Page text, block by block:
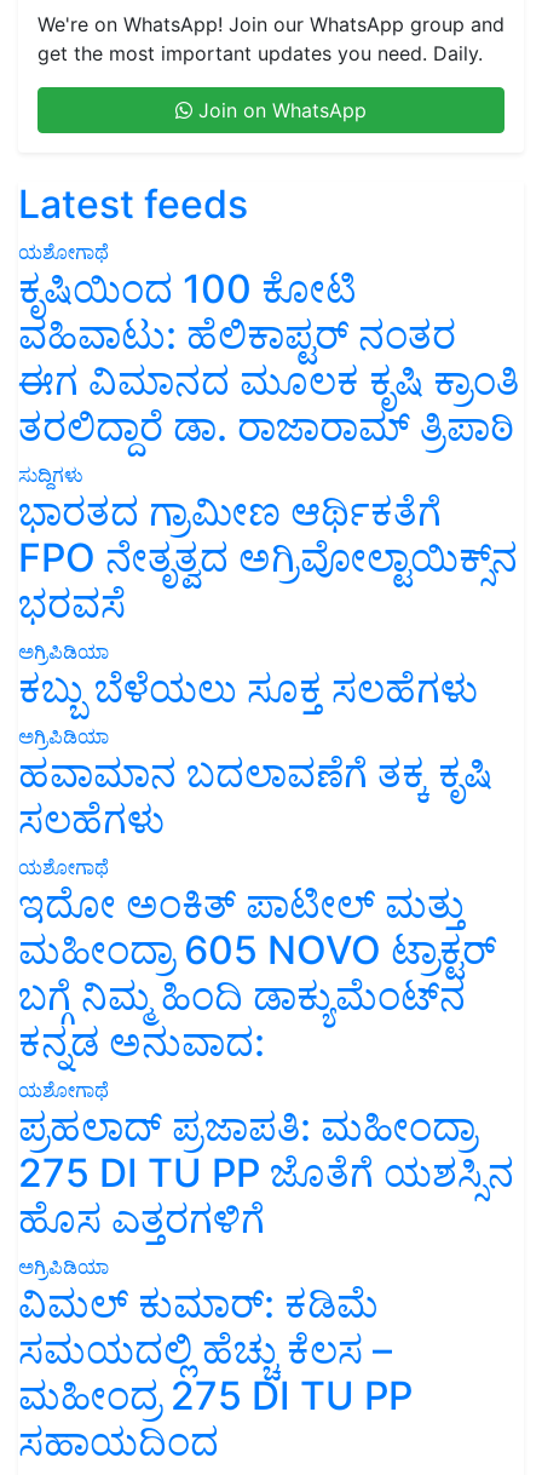
We're on WhatsApp! Join our WhatsApp group and
get the most important updates you need. Daily.
Join on WhatsApp
Latest feeds
ಯಶೋಗಾಥೆ
ಕೃಷಿಯಿಂದ 100 ಕೋಟಿ
ವಹಿವಾಟು: ಹೆಲಿಕಾಪ್ಟರ್ ನಂತರ
ಈಗ ವಿಮಾನದ ಮೂಲಕ ಕೃಷಿ ಕ್ರಾಂತಿ
ತರಲಿದ್ದಾರೆ ಡಾ. ರಾಜಾರಾಮ್ ತ್ರಿಪಾಠಿ
ಸುದ್ದಿಗಳು
ಭಾರತದ ಗ್ರಾಮೀಣ ಆರ್ಥಿಕತೆಗೆ
FPO ನೇತೃತ್ವದ ಅಗ್ರಿವೋಲ್ಟಾಯಿಕ್ಸ್‌ನ
ಭರವಸೆ
ಅಗ್ರಿಪಿಡಿಯಾ
ಕಬ್ಬು ಬೆಳೆಯಲು ಸೂಕ್ತ ಸಲಹೆಗಳು
ಅಗ್ರಿಪಿಡಿಯಾ
ಹವಾಮಾನ ಬದಲಾವಣೆಗೆ ತಕ್ಕ ಕೃಷಿ
ಸಲಹೆಗಳು
ಯಶೋಗಾಥೆ
ಇದೋ ಅಂಕಿತ್ ಪಾಟೀಲ್ ಮತ್ತು
ಮಹೀಂದ್ರಾ 605 NOVO ಟ್ರಾಕ್ಟರ್
ಬಗ್ಗೆ ನಿಮ್ಮ ಹಿಂದಿ ಡಾಕ್ಯುಮೆಂಟ್‌ನ
ಕನ್ನಡ ಅನುವಾದ:
ಯಶೋಗಾಥೆ
ಪ್ರಹಲಾದ್ ಪ್ರಜಾಪತಿ: ಮಹೀಂದ್ರಾ
275 DI TU PP ಜೊತೆಗೆ ಯಶಸ್ಸಿನ
ಹೊಸ ಎತ್ತರಗಳಿಗೆ
ಅಗ್ರಿಪಿಡಿಯಾ
ವಿಮಲ್ ಕುಮಾರ್: ಕಡಿಮೆ
ಸಮಯದಲ್ಲಿ ಹೆಚ್ಚು ಕೆಲಸ –
ಮಹೀಂದ್ರ 275 DI TU PP
ಸಹಾಯದಿಂದ